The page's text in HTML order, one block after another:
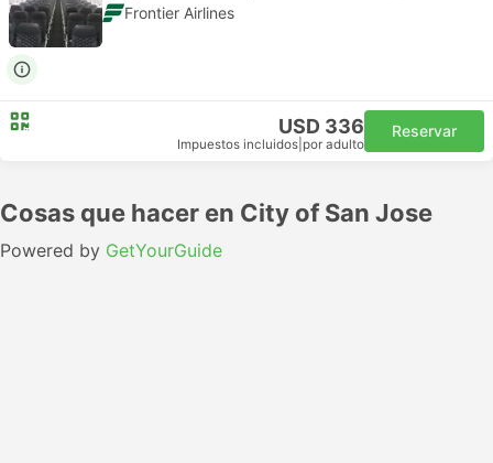
Frontier Airlines
USD 336
Impuestos incluidos por adulto
Reservar
Cosas que hacer en City of San Jose
Powered by GetYourGuide